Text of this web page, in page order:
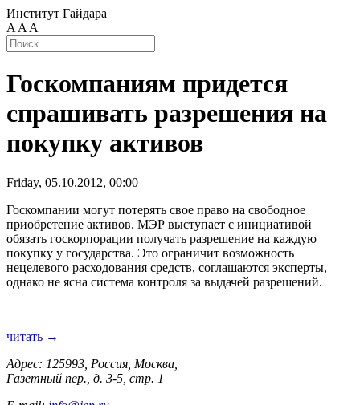
Институт Гайдара
A A A
Госкомпаниям придется
спрашивать разрешения на
покупку активов
Friday, 05.10.2012, 00:00
Госкомпании могут потерять свое право на свободное
приобретение активов. МЭР выступает с инициативой
обязать госкорпорации получать разрешение на каждую
покупку у государства. Это ограничит возможность
нецелевого расходования средств, соглашаются эксперты,
однако не ясна система контроля за выдачей разрешений.
читать →
Адрес: 125993, Россия, Москва,
Газетный пер., д. 3-5, стр. 1